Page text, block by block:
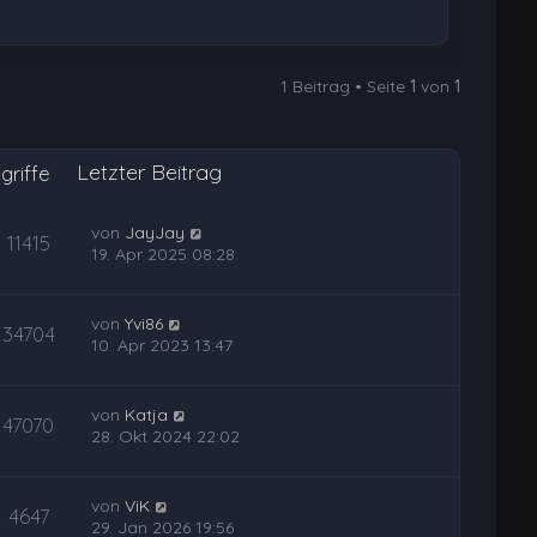
1 Beitrag • Seite1 von1
Letzter Beitrag
11415 von JayJay
19. Apr 2025 08:28
34704 vonYvi86
10. Apr 2023 13:47
47070 von Katja
28. Okt 2024 22:02
4647 vonViK
29. Jan 2026 19:56